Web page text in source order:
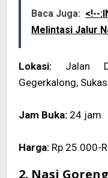
Baca Juga: <!--
Melintasi Jalur
Lokasi: Jalan
Gegerkalong,
Jam Buka: 24 jam
Harga: Rp 25.000-
2. Nasi